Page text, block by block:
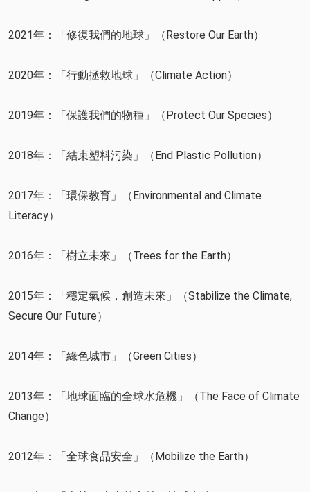
2021年：「修復我們的地球」（Restore Our Earth）
2020年：「行動拯救地球」（Climate Action）
2019年：「保護我們的物種」（Protect Our Species）
2018年：「結束塑料污染」（End Plastic Pollution）
2017年：「環保教育」（Environmental and Climate
Literacy）
2016年：「樹立未來」（Trees for the Earth）
2015年：「穩定氣候，創造未來」（Stabilize the Climate,
Secure Our Future）
2014年：「綠色城市」（Green Cities）
2013年：「地球面臨的全球水危機」（The Face of Climate
Change）
2012年：「全球食品安全」（Mobilize the Earth）